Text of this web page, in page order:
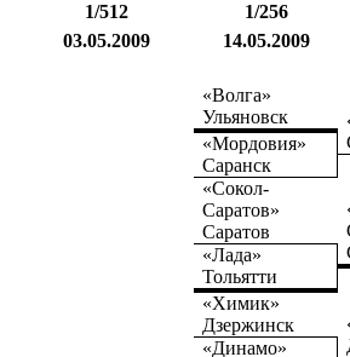
1/512 1/256
03.05.2009
14.05.2009
«Волга»
Ульяновск
«Мордовия»
Саранск
«Сокол-
Саратов»
Саратов
«Лада»
Тольятти
«Химик»
Дзержинск
«Динамо»